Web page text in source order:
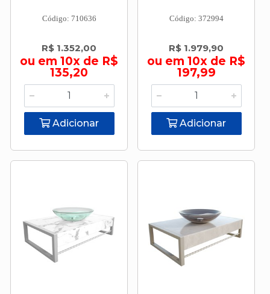
Código: 710636
R$ 1.352,00
ou em 10x de R$
135,20
Adicionar
Código: 372994
R$ 1.979,90
ou em 10x de R$
197,99
Adicionar